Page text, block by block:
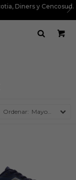
Diners y Cencosud.
Mayor precio